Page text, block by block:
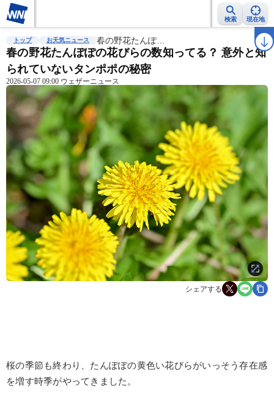
検索 現在地
雨雲レーダー 台風情報 地震情報 ラ
トップ お天気ニュース 春の野花たんぽ…
春の野花たんぽぽの花びらの数知ってる？ 意外と知
られていないタンポポの秘密
2026-05-07 09:00 ウェザーニュース
シェアする
桜の季節も終わり、たんぽぽの黄色い花びらがいっそう存在感
を増す時季がやってきました。